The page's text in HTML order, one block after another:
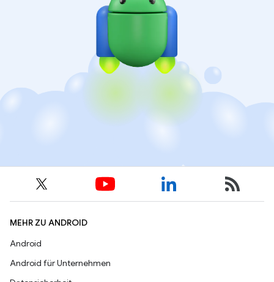
MEHR ZU ANDROID
Android
Android für Unternehmen